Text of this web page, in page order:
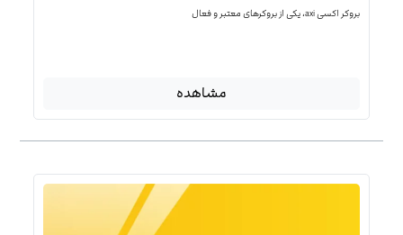
بروکر اکسی axi، یکی از بروکرهای معتبر و فعال
مشاهده